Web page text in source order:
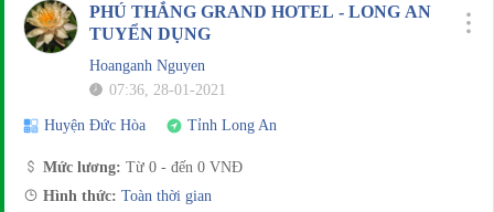
PHÚ THẮNG GRAND HOTEL - LONG AN
TUYỂN DỤNG
Hoanganh Nguyen
07:36, 28-01-2021
Huyện Đức Hòa Tỉnh Long An
Mức lương: Từ 0 - đến 0 VNĐ
Hình thức: Toàn thời gian